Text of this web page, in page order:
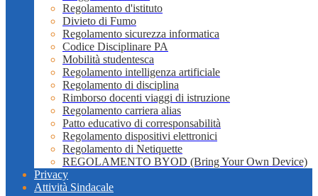
Regolamento d'istituto
Divieto di Fumo
Regolamento sicurezza informatica
Codice Disciplinare PA
Mobilità studentesca
Regolamento intelligenza artificiale
Regolamento di disciplina
Rimborso docenti viaggi di istruzione
Regolamento carriera alias
Patto educativo di corresponsabilità
Regolamento dispositivi elettronici
Regolamento di Netiquette
REGOLAMENTO BYOD (Bring Your Own Device)
Privacy
Attività Sindacale